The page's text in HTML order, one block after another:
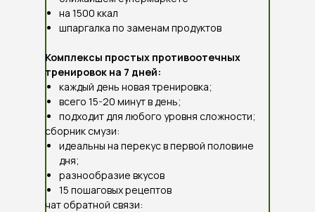
на 1500 ккал
шпаргалка по заменам продуктов
Комплексы простых противоотечных
тренировок на 7 дней:
каждый день новая тренировка;
всего 15-20 минут в день;
подходит для любого уровня сложности;
сборник смузи:
идеальны на перекус в первой половине
дня;
разнообразие вкусов
15 пошаговых рецептов
чат обратной связи: